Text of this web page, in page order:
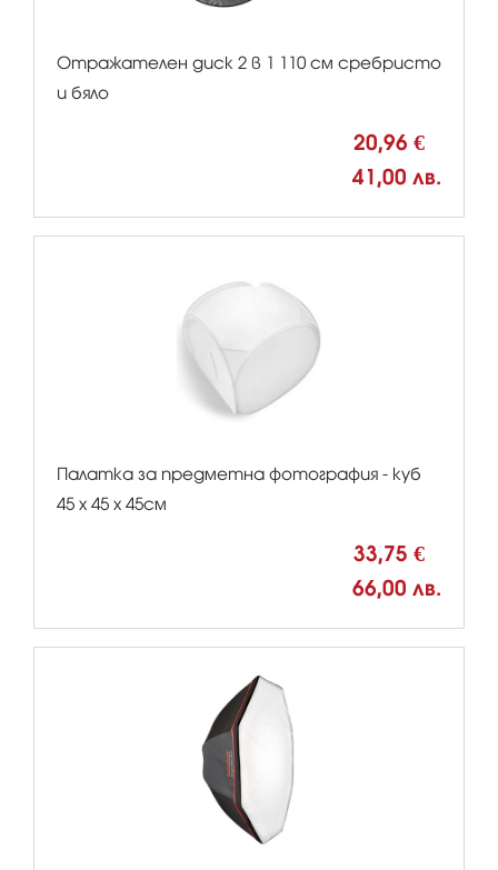
Отражателен диск 2 в 1 110 см сребристо
и бяло
20,96 €
41,00 лв.
Палатка за предметна фотография - куб
45 х 45 х 45см
33,75 €
66,00 лв.